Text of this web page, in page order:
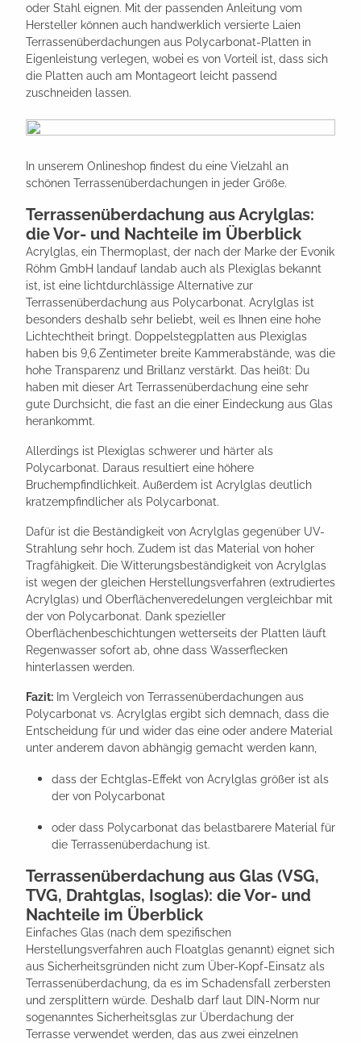
oder Stahl eignen. Mit der passenden Anleitung vom
Hersteller können auch handwerklich versierte Laien
Terrassenüberdachungen aus Polycarbonat-Platten in
Eigenleistung verlegen, wobei es von Vorteil ist, dass sich
die Platten auch am Montageort leicht passend
zuschneiden lassen.
In unserem Onlineshop findest du eine Vielzahl an
schönen Terrassenüberdachungen in jeder Größe.
Terrassenüberdachung aus Acrylglas:
die Vor- und Nachteile im Überblick
Acrylglas, ein Thermoplast, der nach der Marke der Evonik
Röhm GmbH landauf landab auch als Plexiglas bekannt
ist, ist eine lichtdurchlässige Alternative zur
Terrassenüberdachung aus Polycarbonat. Acrylglas ist
besonders deshalb sehr beliebt, weil es Ihnen eine hohe
Lichtechtheit bringt. Doppelstegplatten aus Plexiglas
haben bis 9,6 Zentimeter breite Kammerabstände, was die
hohe Transparenz und Brillanz verstärkt. Das heißt: Du
haben mit dieser Art Terrassenüberdachung eine sehr
gute Durchsicht, die fast an die einer Eindeckung aus Glas
herankommt.
Allerdings ist Plexiglas schwerer und härter als
Polycarbonat. Daraus resultiert eine höhere
Bruchempfindlichkeit. Außerdem ist Acrylglas deutlich
kratzempfindlicher als Polycarbonat.
Dafür ist die Beständigkeit von Acrylglas gegenüber UV-
Strahlung sehr hoch. Zudem ist das Material von hoher
Tragfähigkeit. Die Witterungsbeständigkeit von Acrylglas
ist wegen der gleichen Herstellungsverfahren (extrudiertes
Acrylglas) und Oberflächenveredelungen vergleichbar mit
der von Polycarbonat. Dank spezieller
Oberflächenbeschichtungen wetterseits der Platten läuft
Regenwasser sofort ab, ohne dass Wasserflecken
hinterlassen werden.
Fazit: Im Vergleich von Terrassenüberdachungen aus
Polycarbonat vs. Acrylglas ergibt sich demnach, dass die
Entscheidung für und wider das eine oder andere Material
unter anderem davon abhängig gemacht werden kann,
dass der Echtglas-Effekt von Acrylglas größer ist als
der von Polycarbonat
oder dass Polycarbonat das belastbarere Material für
die Terrassenüberdachung ist.
Terrassenüberdachung aus Glas (VSG,
TVG, Drahtglas, Isoglas): die Vor- und
Nachteile im Überblick
Einfaches Glas (nach dem spezifischen
Herstellungsverfahren auch Floatglas genannt) eignet sich
aus Sicherheitsgründen nicht zum Über-Kopf-Einsatz als
Terrassenüberdachung, da es im Schadensfall zerbersten
und zersplittern würde. Deshalb darf laut DIN-Norm nur
sogenanntes Sicherheitsglas zur Überdachung der
Terrasse verwendet werden, das aus zwei einzelnen